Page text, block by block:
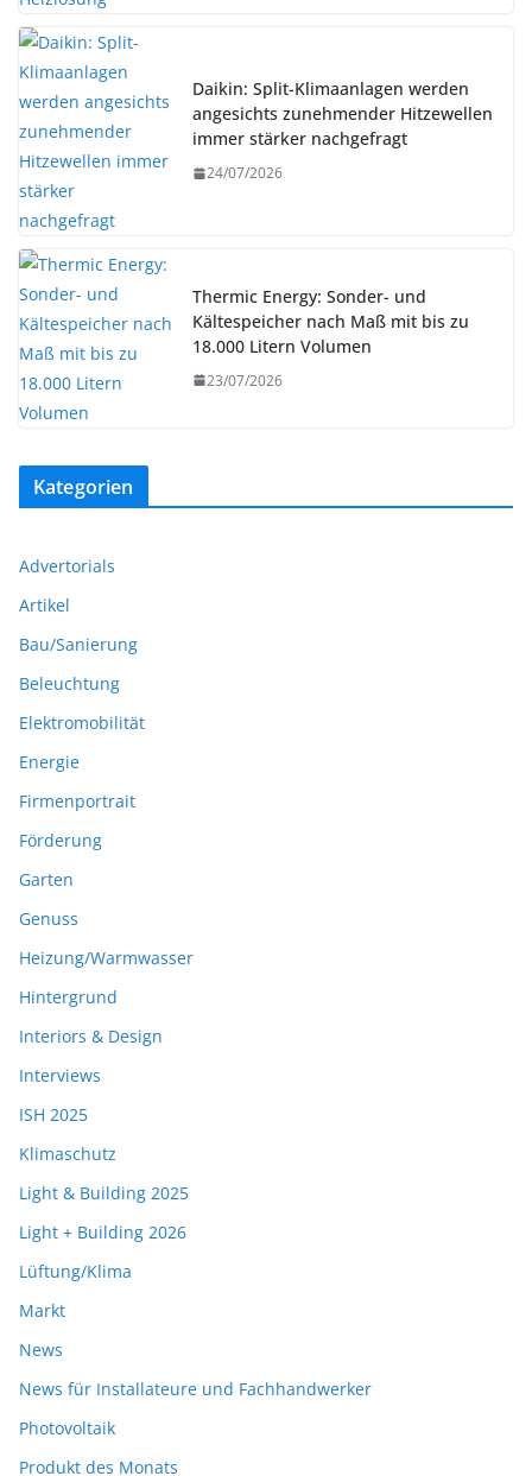
Daikin: Split-Klimaanlagen werden
angesichts zunehmender Hitzewellen
immer stärker nachgefragt
24/07/2026
Thermic Energy: Sonder- und
Kältespeicher nach Maß mit bis zu
18.000 Litern Volumen
23/07/2026
Kategorien
Advertorials
Artikel
Bau/Sanierung
Beleuchtung
Elektromobilität
Energie
Firmenportrait
Förderung
Garten
Genuss
Heizung/Warmwasser
Hintergrund
Interiors & Design
Interviews
ISH 2025
Klimaschutz
Light & Building 2025
Light + Building 2026
Lüftung/Klima
Markt
News
News für Installateure und Fachhandwerker
Photovoltaik
Produkt des Monats